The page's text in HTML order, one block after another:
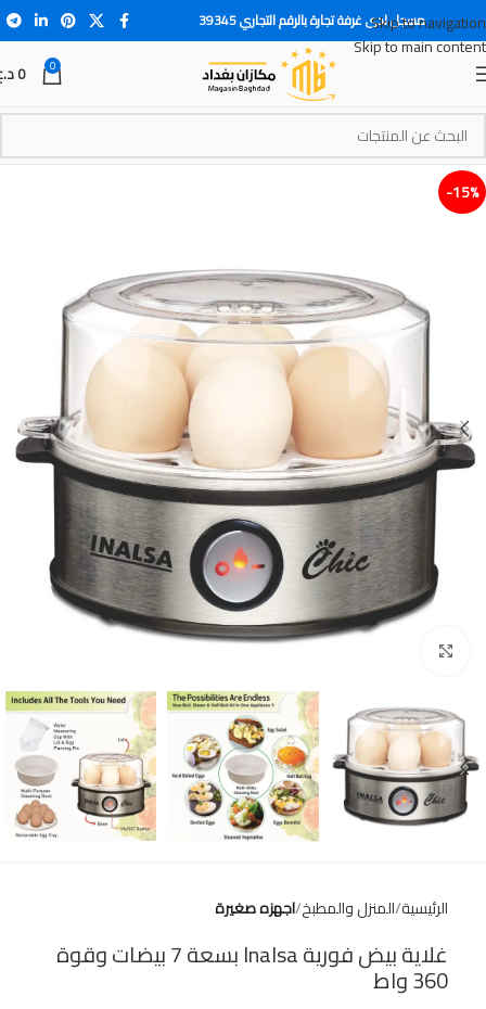
Skip to navigation
Skip to main content
مسجل لدى غرفة تجارة بالرقم التجاري 39345
0
0
15%-
الرئيسية المنزل والمطبخ اجهزه صغيرة
غلاية بيض فورية Inalsa بسعة 7 بيضات وقوة
360 واط